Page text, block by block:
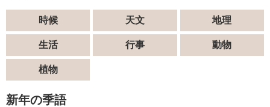
時候 天文 地理
生活 行事 動物
植物
新年の季語